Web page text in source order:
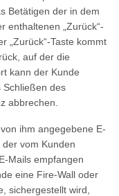
Betätigen der in dem
enthaltenen „Zurück“-
„Zurück“-Taste kommt
auf der die
kann der Kunde
Schließen des
abbrechen.
ihm angegebene E-
vom Kunden
Mails empfangen
eine Fire-Wall oder
sichergestellt wird,